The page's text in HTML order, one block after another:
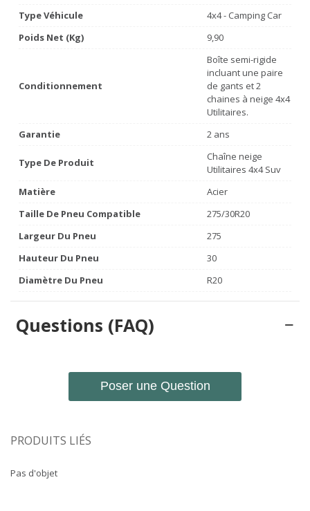
Type Véhicule
4x4 - Camping Car
Poids Net (Kg)
9,90
Conditionnement
Boîte semi-rigide
incluant une paire
de gants et 2
chaines à neige 4x4
Utilitaires.
Garantie
2 ans
Type De Produit
Chaîne neige
Utilitaires 4x4 Suv
Matière
Acier
Taille De Pneu Compatible
275/30R20
Largeur Du Pneu
275
Hauteur Du Pneu
30
Diamètre Du Pneu
R20
Questions (FAQ)
Poser une Question
PRODUITS LIÉS
Pas d'objet